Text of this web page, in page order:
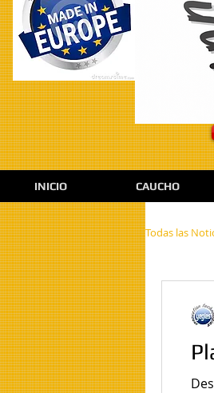
INICIO CAUCHO
Todas las